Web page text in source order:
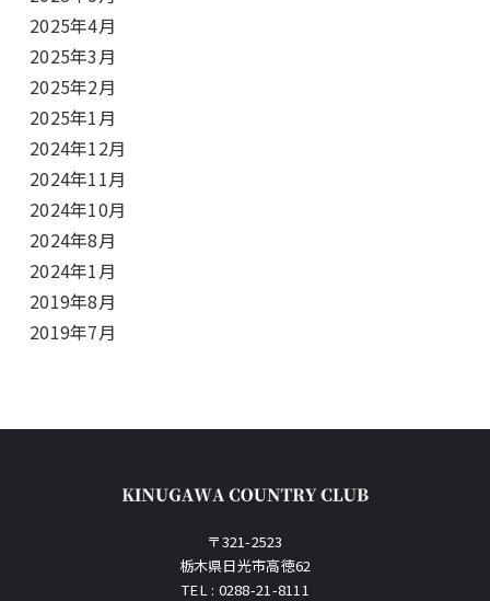
2025年4月
2025年3月
2025年2月
2025年1月
2024年12月
2024年11月
2024年10月
2024年8月
2024年1月
2019年8月
2019年7月
〒321-2523
栃木県日光市高徳62
TEL : 0288-21-8111